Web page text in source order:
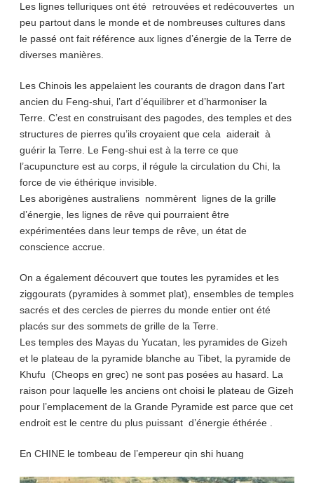
Les lignes telluriques ont été retrouvées et redécouvertes un
peu partout dans le monde et de nombreuses cultures dans
le passé ont fait référence aux lignes d’énergie de la Terre de
diverses manières.
Les Chinois les appelaient les courants de dragon dans l’art
ancien du Feng-shui, l’art d’équilibrer et d’harmoniser la
Terre. C’est en construisant des pagodes, des temples et des
structures de pierres qu’ils croyaient que cela aiderait à
guérir la Terre. Le Feng-shui est à la terre ce que
l’acupuncture est au corps, il régule la circulation du Chi, la
force de vie éthérique invisible.
Les aborigènes australiens nommèrent lignes de la grille
d’énergie, les lignes de rêve qui pourraient être
expérimentées dans leur temps de rêve, un état de
conscience accrue.
On a également découvert que toutes les pyramides et les
ziggourats (pyramides à sommet plat), ensembles de temples
sacrés et des cercles de pierres du monde entier ont été
placés sur des sommets de grille de la Terre.
Les temples des Mayas du Yucatan, les pyramides de Gizeh
et le plateau de la pyramide blanche au Tibet, la pyramide de
Khufu (Cheops en grec) ne sont pas posées au hasard. La
raison pour laquelle les anciens ont choisi le plateau de Gizeh
pour l’emplacement de la Grande Pyramide est parce que cet
endroit est le centre du plus puissant d’énergie éthérée .
En CHINE le tombeau de l’empereur qin shi huang